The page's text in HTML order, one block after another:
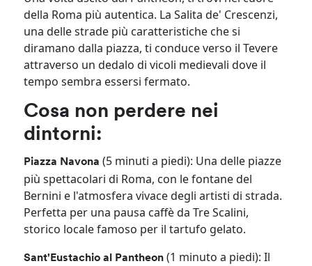
della Roma più autentica. La Salita de' Crescenzi,
una delle strade più caratteristiche che si
diramano dalla piazza, ti conduce verso il Tevere
attraverso un dedalo di vicoli medievali dove il
tempo sembra essersi fermato.
Cosa non perdere nei
dintorni:
Piazza Navona (5 minuti a piedi): Una delle piazze
più spettacolari di Roma, con le fontane del
Bernini e l'atmosfera vivace degli artisti di strada.
Perfetta per una pausa caffè da Tre Scalini,
storico locale famoso per il tartufo gelato.
Sant'Eustachio al Pantheon (1 minuto a piedi): Il